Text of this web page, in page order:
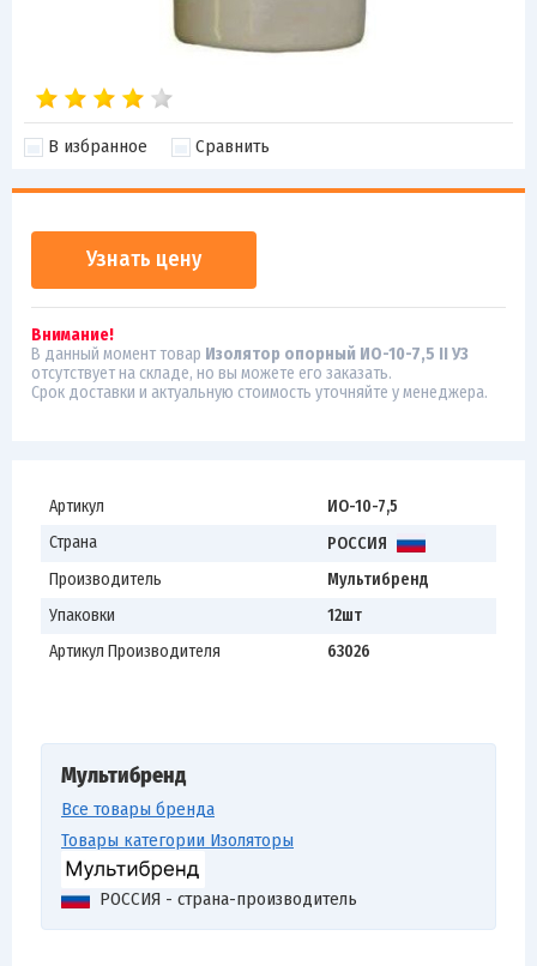
В избранное Сравнить
Узнать цену
Внимание!
В данный момент товар Изолятор опорный ИО-10-7,5 II У3
отсутствует на складе, но вы можете его заказать.
Срок доставки и актуальную стоимость уточняйте у менеджера.
Артикул
ИО-10-7,5
Страна
РОССИЯ
Производитель
Мультибренд
Упаковки
12шт
Артикул Производителя
63026
Мультибренд
Все товары бренда
Товары категории Изоляторы
РОССИЯ - страна-производитель